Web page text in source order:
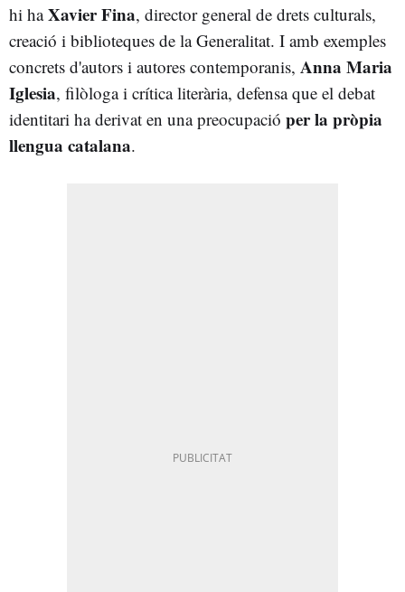
hi haXavier Fina, director general de drets culturals,
creació i biblioteques de la Generalitat. I amb exemples
concrets d'autors i autores contemporanis, Anna Maria
Iglesia, filòloga i crítica literària, defensa que el debat
identitari ha derivat en una preocupació per la pròpia
llengua catalana.